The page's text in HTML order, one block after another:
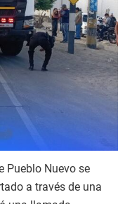
Pueblo Nuevo se
a través de una